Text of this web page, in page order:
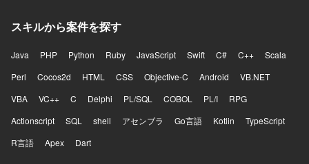
能の改善と新規機能開発を両立する中で、開発優先順位や
アーキテクチャ、チームの進め方そのものを見直していく
ンドを横断して手を動かしながら、将来的にはテックリー
ドとして技術面だけでなくチームの開発推進にも関与で
業務の効率化など、音声と生成AIを組み合わせた難易度の
高いプロダクト開発に挑戦できます。 【開発環境】 フロン
トエンドはReact、Next.js、Chrome Extensionを用いてお
り、バックエンドはTypeScript、Hono、Drizzle、Pythonを
スキルから案件を探す
Java PHP Python Ruby JavaScript Swift C# C++
Scala
Perl
Cocos2d HTML CSS Objective-C Android
VB.NET
VBA
VC++ C Delphi PL/SQL COBOL PL/I
RPG
Actionscript
SQL shell アセンブラ Go言語 Kotlin
TypeScript
R言語
Apex Dart